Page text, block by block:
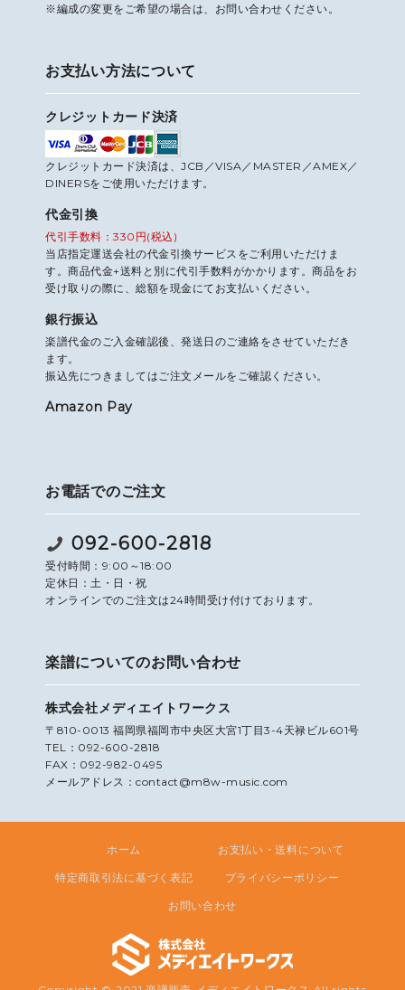
※編成の変更をご希望の場合は、お問い合わせください。
お支払い方法について
クレジットカード決済
クレジットカード決済は、JCB／VISA／MASTER／AMEX／
DINERSをご使用いただけます。
代金引換
代引手数料：330円(税込)
当店指定運送会社の代金引換サービスをご利用いただけま
す。商品代金+送料と別に代引手数料がかかります。商品をお
受け取りの際に、総額を現金にてお支払いください。
銀行振込
楽譜代金のご入金確認後、発送日のご連絡をさせていただき
ます。
振込先につきましてはご注文メールをご確認ください。
Amazon Pay
お電話でのご注文
092-600-2818
受付時間：9:00～18:00
定休日：土・日・祝
オンラインでのご注文は24時間受け付けております。
楽譜についてのお問い合わせ
株式会社メディエイトワークス
〒810-0013 福岡県福岡市中央区大宮1丁目3-4天禄ビル601号
TEL：092-600-2818
FAX：092-982-0495
メールアドレス：contact@m8w-music.com
ホーム お支払い・送料について
特定商取引法に基づく表記 プライバシーポリシー
お問い合わせ